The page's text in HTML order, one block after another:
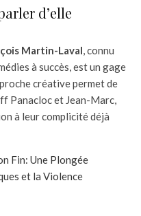
d’elle
Martin-Laval, connu
à succès, est un gage
créative permet de
Panacloc et Jean-Marc,
à leur complicité déjà
Fin: Une Plongée
et la Violence